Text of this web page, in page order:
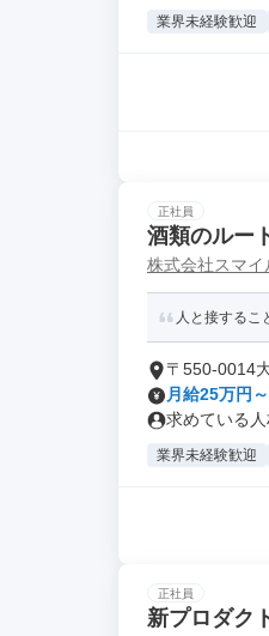
業界未経験歓迎
正社員
酒類のルー
株式会社スマイ
人と接する
〒550-0014
月給25万円
求めている
業界未経験歓迎
正社員
新プロダク